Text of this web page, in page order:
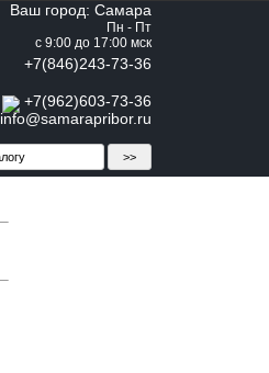
Ваш город: Самара
Пн - Пт
с 9:00 до 17:00 мск
+7(846)243-73-36
+7(962)603-73-36
info@samarapribor.ru